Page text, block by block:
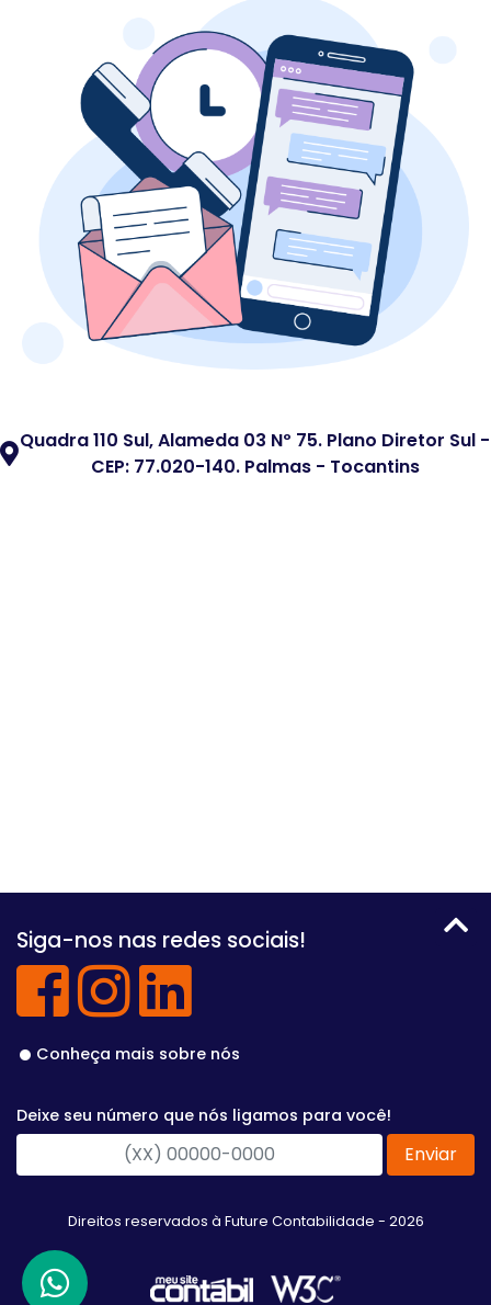
Quadra 110 Sul, Alameda 03 Nº 75. Plano Diretor Sul -
CEP: 77.020-140. Palmas - Tocantins
Siga-nos nas redes sociais!
Conheça mais sobre nós
Deixe seu número que nós ligamos para você!
Enviar
Direitos reservados à Future Contabilidade - 2026